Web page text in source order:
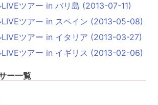
ツアー in バリ島 (2013-07-11)
LIVEツアー in スペイン (2013-05-08)
LIVEツアー in イタリア (2013-03-27)
LIVEツアー in イギリス (2013-02-06)
ー一覧